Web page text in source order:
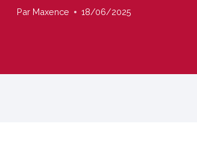
Par Maxence 18/06/2025